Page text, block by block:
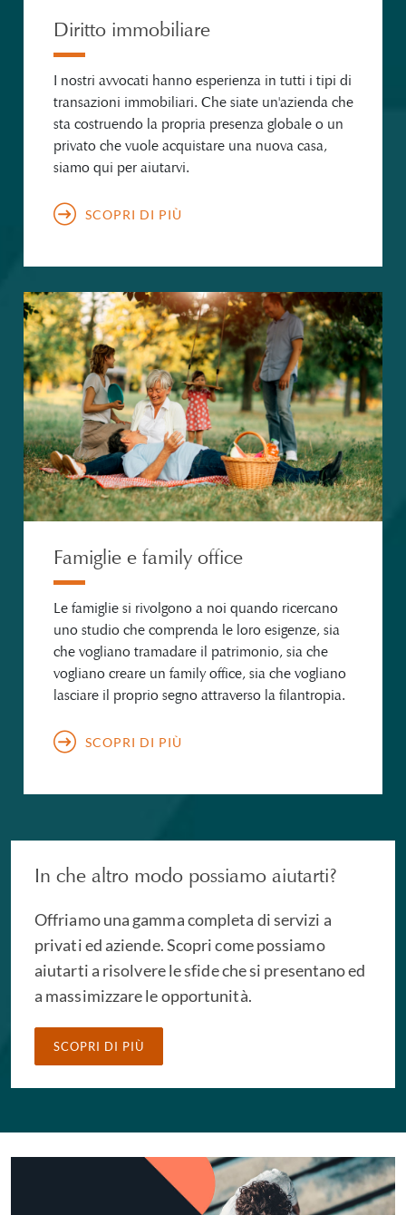
Diritto immobiliare
I nostri avvocati hanno esperienza in tutti i tipi di
transazioni immobiliari. Che siate un'azienda che
sta costruendo la propria presenza globale o un
privato che vuole acquistare una nuova casa,
siamo qui per aiutarvi.
SCOPRI DI PIÙ
Famiglie e family office
Le famiglie si rivolgono a noi quando ricercano
uno studio che comprenda le loro esigenze, sia
che vogliano tramadare il patrimonio, sia che
vogliano creare un family office, sia che vogliano
lasciare il proprio segno attraverso la filantropia.
SCOPRI DI PIÙ
In che altro modo possiamo aiutarti?
Offriamo una gamma completa di servizi a
privati ed aziende. Scopri come possiamo
aiutarti a risolvere le sfide che si presentano ed
a massimizzare le opportunità.
SCOPRI DI PIÙ